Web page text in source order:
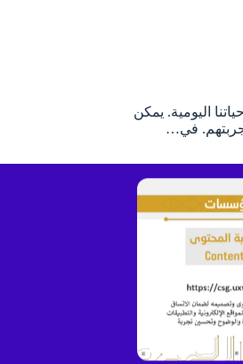
اليومية. يمكن
في…